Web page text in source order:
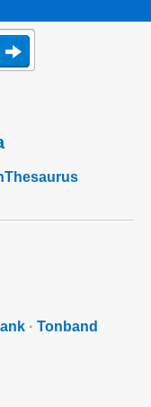
· Tonband